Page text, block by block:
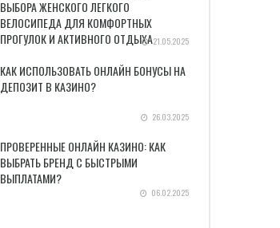
ВЫБОРА ЖЕНСКОГО ЛЕГКОГО
ВЕЛОСИПЕДА ДЛЯ КОМФОРТНЫХ
ПРОГУЛОК И АКТИВНОГО ОТДЫХА21.05.2025
КАК ИСПОЛЬЗОВАТЬ ОНЛАЙН БОНУСЫ НА
ДЕПОЗИТ В КАЗИНО?
26.03.2025
ПРОВЕРЕННЫЕ ОНЛАЙН КАЗИНО: КАК
ВЫБРАТЬ БРЕНД С БЫСТРЫМИ
ВЫПЛАТАМИ?
06.02.2025